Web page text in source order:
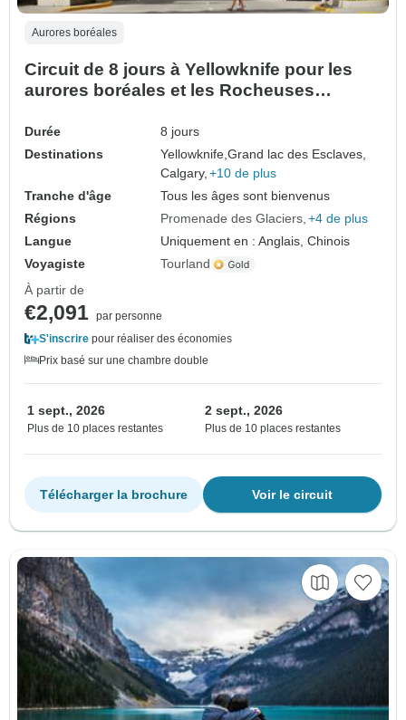
Aurores boréales
Circuit de 8 jours à Yellowknife pour les
aurores boréales et les Rocheuses
nationaux Aurora, Banff et Jasper
Durée
8 jours
Destinations
Yellowknife,Grand lac des Esclaves,
Calgary, +10 de plus
Tranche d'âge
Tous les âges sont bienvenus
Régions
Promenade des Glaciers +4 de plus
Langue
Uniquement en : Anglais, Chinois
Voyagiste
Tourland
À partir de
€2,091 par personne
S'inscrire pour réaliser des économies
Prix basé sur une chambre double
1 sept., 2026
Plus de 10 places restantes
2 sept., 2026
Plus de 10 places restantes
Voir le circuit
Télécharger la brochure